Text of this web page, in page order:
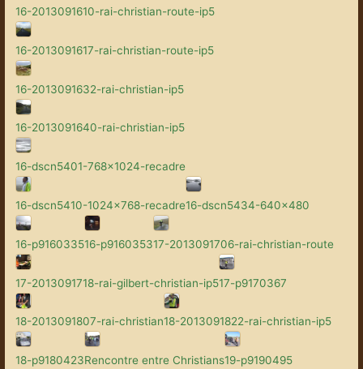
16-2013091610-rai-christian-route-ip5
16-2013091617-rai-christian-route-ip5
16-2013091632-rai-christian-ip5
16-2013091640-rai-christian-ip5
16-dscn5401-768x1024-recadre
16-dscn5410-1024x768-recadre16-dscn5434-640x480
16-p916033516-p916035317-2013091706-rai-christian-route
17-2013091718-rai-gilbert-christian-ip517-p9170367
18-2013091807-rai-christian18-2013091822-rai-christian-ip5
18-p9180423Rencontre entre Christians19-p9190495